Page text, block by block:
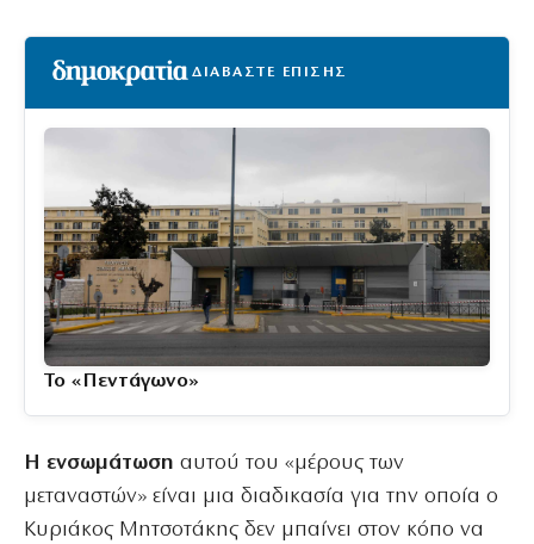
ΔΙΑΒΑΣΤΕ ΕΠΙΣΗΣ
Το «Πεντάγωνο»
Η ενσωμάτωση αυτού του «μέρους των
μεταναστών» είναι μια διαδικασία για την οποία ο
Κυριάκος Μητσοτάκης δεν μπαίνει στον κόπο να